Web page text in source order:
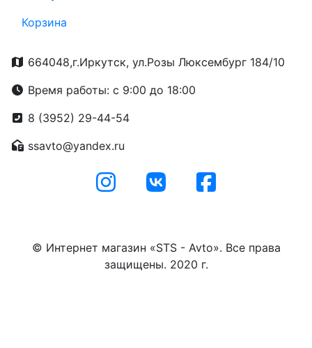
Корзина
664048,г.Иркутск, ул.Розы Люксембург 184/10
Время работы: с 9:00 до 18:00
8 (3952) 29-44-54
ssavto@yandex.ru
© Интернет магазин «STS - Avto». Все права
защищены. 2020 г.